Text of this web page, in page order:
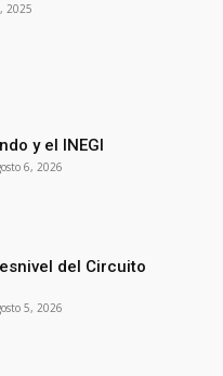
2025
y el INEGI
6, 2026
del Circuito
5, 2026